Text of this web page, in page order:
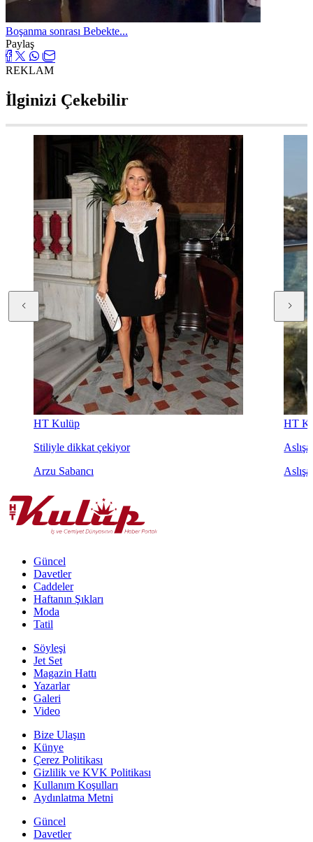
Boşanma sonrası Bebekte...
Paylaş
REKLAM
İlginizi Çekebilir
HT Kulüp
Stiliyle dikkat çekiyor
Arzu Sabancı
HT
Güncel
Davetler
Caddeler
Haftanın Şıkları
Moda
Tatil
Söyleşi
Jet Set
Magazin Hattı
Yazarlar
Galeri
Video
Bize Ulaşın
Künye
Çerez Politikası
Gizlilik ve KVK Politikası
Kullanım Koşulları
Aydınlatma Metni
Güncel
Davetler